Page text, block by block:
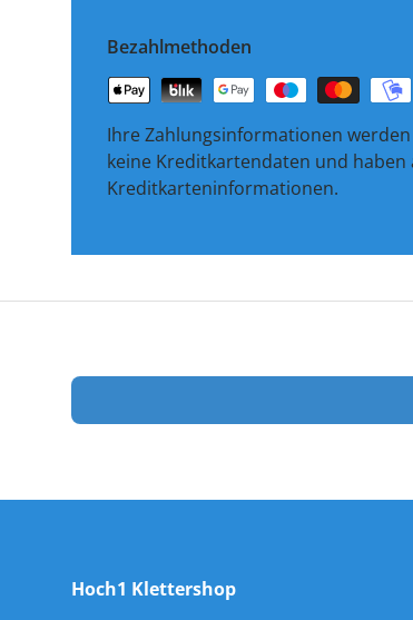
Bezahlmethoden
Ihre Zahlungsinformationen
keine Kreditkartendaten und
Kreditkarteninformationen.
Hoch1 Klettershop